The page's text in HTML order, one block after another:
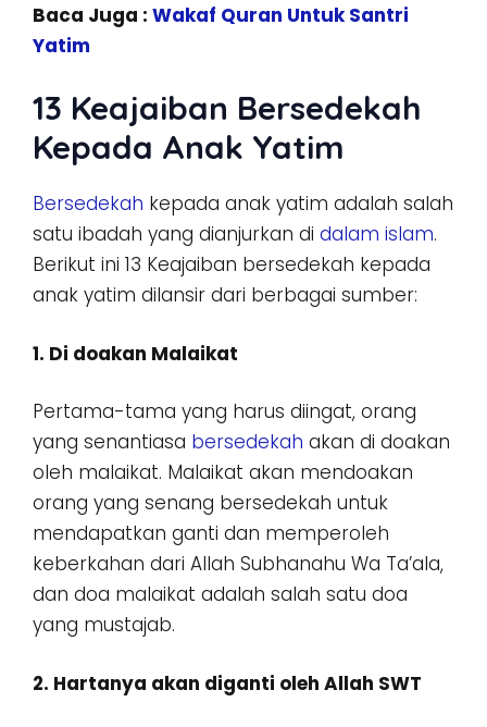
Baca Juga : Wakaf Quran Untuk Santri
Yatim
13 Keajaiban Bersedekah
Kepada Anak Yatim
Bersedekah kepada anak yatim adalah salah
satu ibadah yang dianjurkan di dalam islam.
Berikut ini 13 Keajaiban bersedekah kepada
anak yatim dilansir dari berbagai sumber:
1. Di doakan Malaikat
Pertama-tama yang harus diingat, orang
yang senantiasa bersedekah akan di doakan
oleh malaikat. Malaikat akan mendoakan
orang yang senang bersedekah untuk
mendapatkan ganti dan memperoleh
keberkahan dari Allah Subhanahu Wa Ta’ala,
dan doa malaikat adalah salah satu doa
yang mustajab.
2. Hartanya akan diganti oleh Allah SWT